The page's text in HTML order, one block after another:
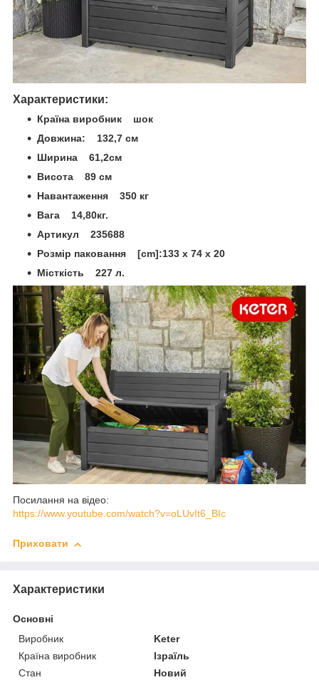
Характеристики:
Країна виробник шок
Довжина: 132,7 см
Ширина 61,2см
Висота 89 см
Навантаження 350 кг
Вага 14,80кг.
Артикул 235688
Розмір паковання [cm]:133 x 74 x 20
Місткість 227 л.
Посилання на відео:
https://www.youtube.com/watch?v=oLUvIt6_BIc
Приховати
Характеристики
Основні
Виробник
Keter
Країна виробник
Ізраїль
Стан
Новий